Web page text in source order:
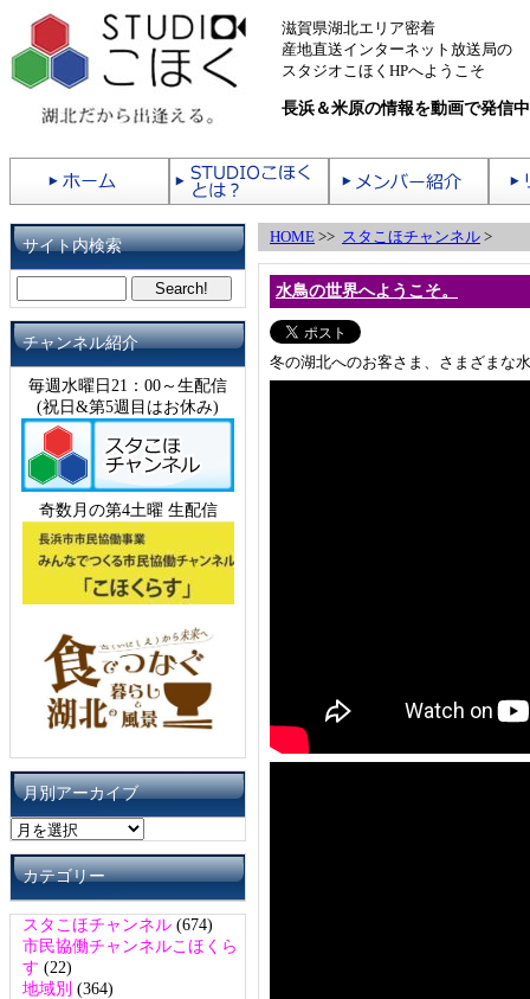
滋賀県湖北エリア密着
産地直送インターネット放送局の
スタジオこほくHPへようこそ
長浜＆米原の情報を動画で発信中
サイト内検索
チャンネル紹介
毎週水曜日21：00～生配信
(祝日&第5週目はお休み)
奇数月の第4土曜 生配信
月別アーカイブ
月
別
ア
カ
イ
ブ
カテゴリー
スタこほチャンネル (674)
市民協働チャンネルこほくら
す (22)
地域別 (364)
HOME >> スタこほチャンネル >
水鳥の世界へようこそ。
冬の湖北へのお客さま、さまざまな